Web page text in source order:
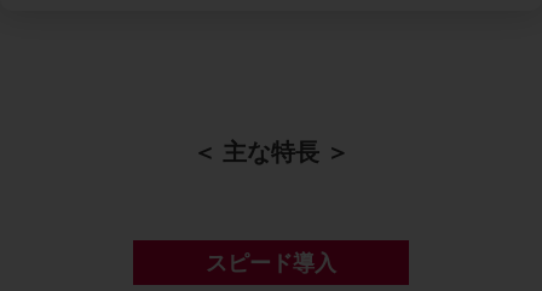
＜ 主な特長 ＞
スピード導入